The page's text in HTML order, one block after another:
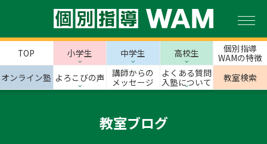
TOP 小学生 中学生 高校生
個別指導
WAMの特徴
オンライン塾 よろこびの声
講師からの
メッセージ
よくある質問
入塾について
教室検索
教室ブログ